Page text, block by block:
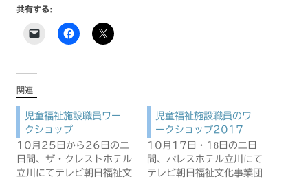
共有する:
関連
児童福祉施設職員ワー
クショップ
10月25日から26日の二
日間、ザ・クレストホテル
立川にてテレビ朝日福祉文
児童福祉施設職員のワ
ークショップ2017
10月17日・18日の二日
間、パレスホテル立川にて
テレビ朝日福祉文化事業団